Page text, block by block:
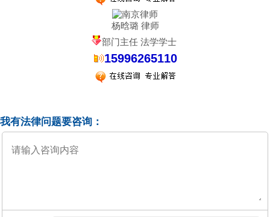
杨晗璐 律师
部门主任 法学学士
15996265110
我有法律问题要咨询：